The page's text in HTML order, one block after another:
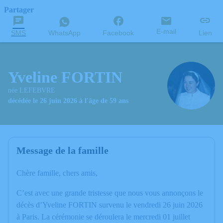
Partager
SMS WhatsApp Facebook E-mail Lien
Yveline FORTIN
née LEFEBVRE
décédée le 26 juin 2026 à l'âge de 59 ans
Message de la famille
Chère famille, chers amis,
C’est avec une grande tristesse que nous vous annonçons le
décès d’Yveline FORTIN survenu le vendredi 26 juin 2026
à Paris. La cérémonie se déroulera le mercredi 01 juillet